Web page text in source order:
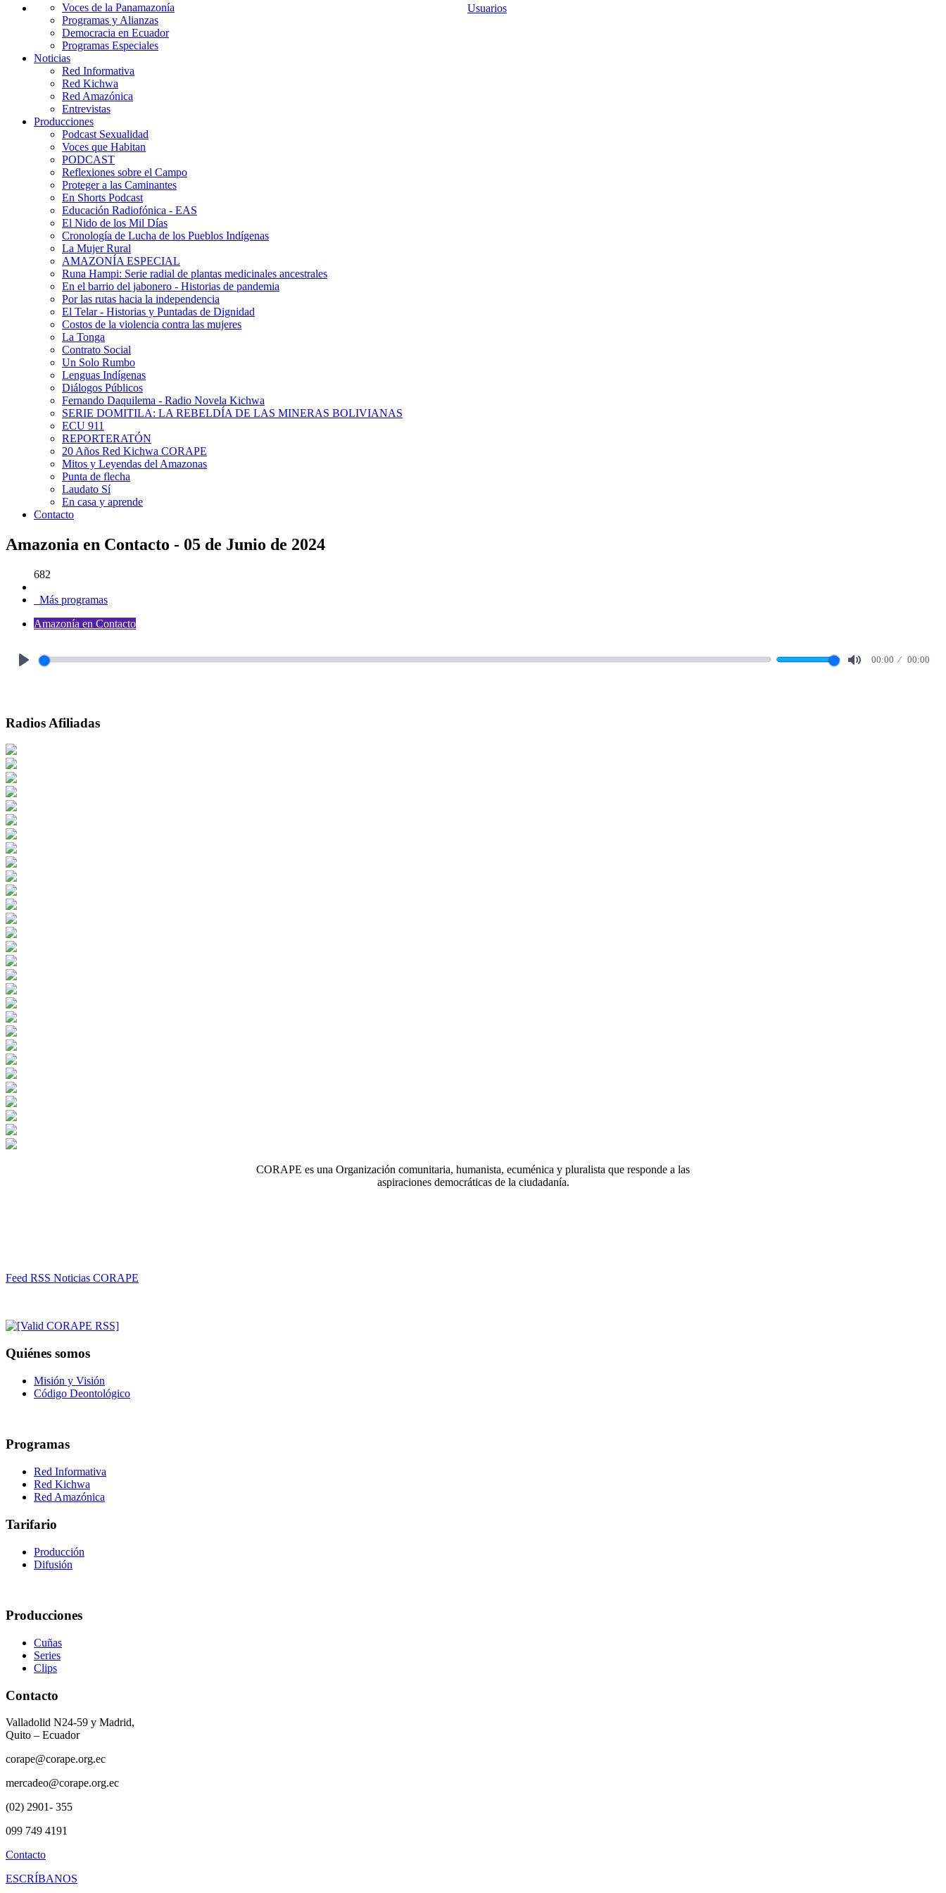
Usuarios
Voces de la Panamazonía
Programas y Alianzas
Democracia en Ecuador
Programas Especiales
Noticias
Red Informativa
Red Kichwa
Red Amazónica
Entrevistas
Producciones
Podcast Sexualidad
Voces que Habitan
PODCAST
Reflexiones sobre el Campo
Proteger a las Caminantes
En Shorts Podcast
Educación Radiofónica - EAS
El Nido de los Mil Días
Cronología de Lucha de los Pueblos Indígenas
La Mujer Rural
AMAZONÍA ESPECIAL
Runa Hampi: Serie radial de plantas medicinales ancestrales
En el barrio del jabonero - Historias de pandemia
Por las rutas hacia la independencia
El Telar - Historias y Puntadas de Dignidad
Costos de la violencia contra las mujeres
La Tonga
Contrato Social
Un Solo Rumbo
Lenguas Indígenas
Diálogos Públicos
Fernando Daquilema - Radio Novela Kichwa
SERIE DOMITILA: LA REBELDÍA DE LAS MINERAS BOLIVIANAS
ECU 911
REPORTERATÓN
20 Años Red Kichwa CORAPE
Mitos y Leyendas del Amazonas
Punta de flecha
Laudato Sí
En casa y aprende
Contacto
Amazonia en Contacto - 05 de Junio de 2024
682
Más programas
Amazonía en Contacto
00:00 00:00
Radios Afiliadas
CORAPE es una Organización comunitaria, humanista, ecuménica y pluralista que responde a las
aspiraciones democráticas de la ciudadanía.
Feed RSS Noticias CORAPE
Quiénes somos
Misión y Visión
Código Deontológico
Programas
Red Informativa
Red Kichwa
Red Amazónica
Tarifario
Producción
Difusión
Producciones
Cuñas
Series
Clips
Contacto
Valladolid N24-59 y Madrid,
Quito – Ecuador
corape@corape.org.ec
mercadeo@corape.org.ec
(02) 2901- 355
099 749 4191
Contacto
ESCRÍBANOS